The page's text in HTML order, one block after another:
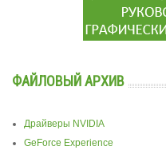
ФАЙЛОВЫЙ АРХИВ
Драйверы NVIDIA
GeForce Experience